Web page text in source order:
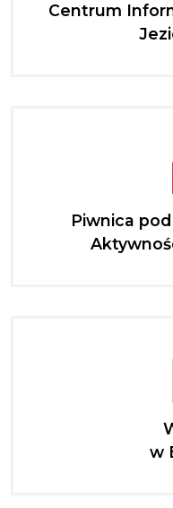
Centrum
Piwnica
w